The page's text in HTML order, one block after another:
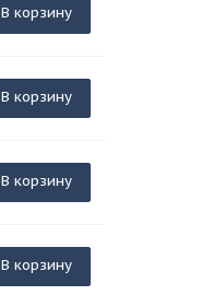
В корзину
В корзину
В корзину
В корзину